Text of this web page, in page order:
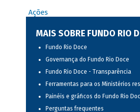
Ações
MAIS SOBRE FUNDO RIO
Fundo Rio Doce
Governança do Fundo Rio Doce
Fundo Rio Doce - Transparência
Ferramentas para os Ministérios
Painéis e gráficos do Fundo Rio
Perguntas frequentes